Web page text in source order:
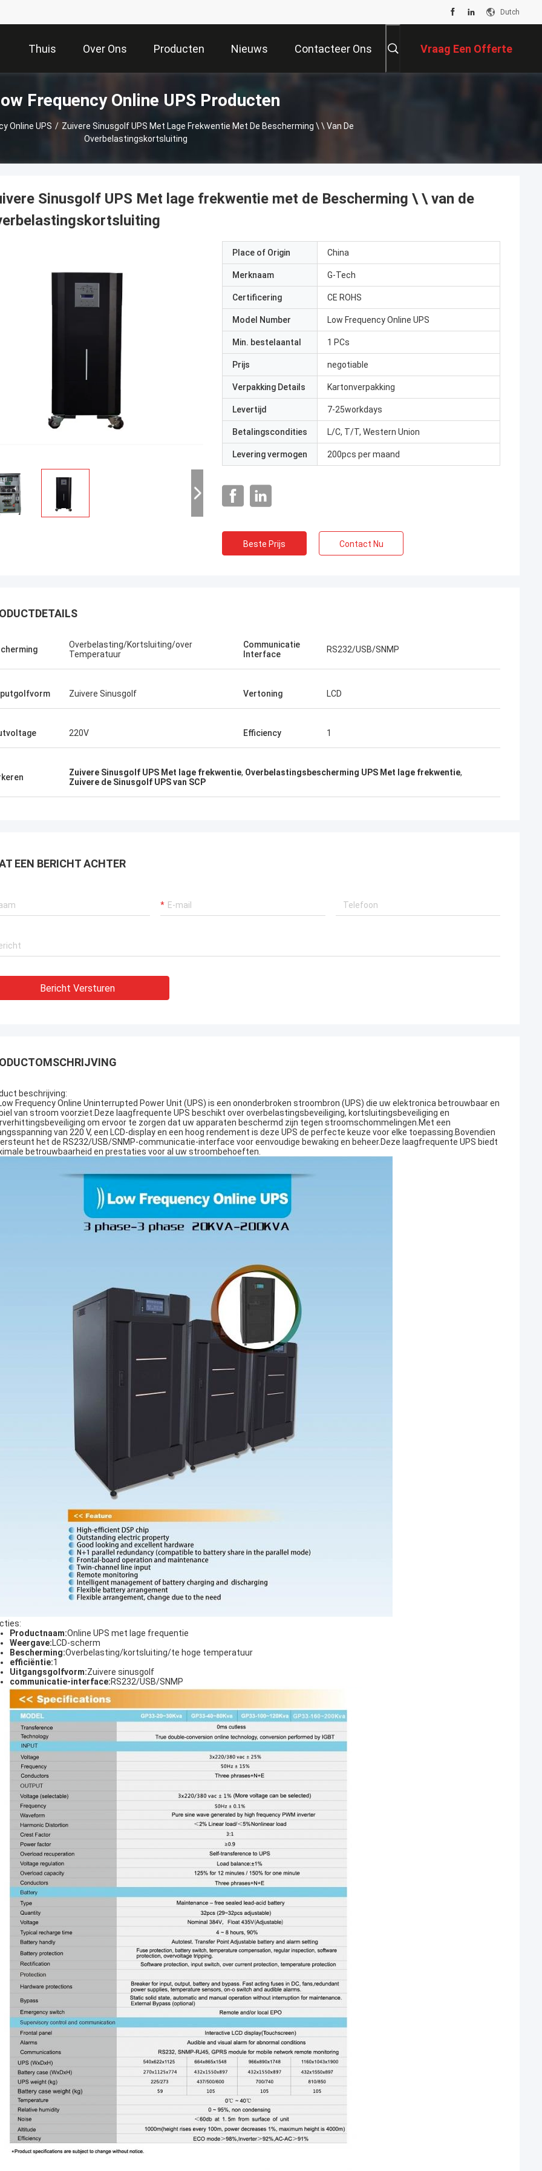
Dutch
Thuis Over Ons Producten Nieuws Contacteer Ons Vraag Een Offerte
Frequency Online UPS Producten
Online UPS / Zuivere Sinusgolf UPS Met Lage Frekwentie Met De Bescherming \ \ Van De
Overbelastingskortsluiting
Stamatis Greece
is de kwaliteit zeer goed en
en met de goede dienst, waardeer
Sinusgolf UPS Met lage frekwentie met de Bescherming \ \ van de
Place of Origin China
Merknaam G-Tech
Certificering CE ROHS
Model Number Low Frequency Online UPS
Min. bestelaantal 1 PCs
Prijs negotiable
Verpakking Details Kartonverpakking
Levertijd 7-25workdays
Betalingscondities L/C, T/T, Western Union
Levering vermogen 200pcs per maand
Beste Prijs Contact Nu
Overbelasting/Kortsluiting/over
Temperatuur
Communicatie
Interface
RS232/USB/SNMP
Zuivere Sinusgolf Vertoning LCD
220V Efficiency 1
Zuivere Sinusgolf UPS Met lage frekwentie, Overbelastingsbescherming UPS Met lage frekwentie,
Zuivere de Sinusgolf UPS van SCP
EEN BERICHT ACHTER
Bericht Versturen
beschrijving:
Frequency Online Uninterrupted Power Unit (UPS) is een ononderbroken stroombron (UPS) die uw elektronica betrouwbaar en
van stroom voorziet.Deze laagfrequente UPS beschikt over overbelastingsbeveiliging, kortsluitingsbeveiliging en
om ervoor te zorgen dat uw apparaten beschermd zijn tegen stroomschommelingen.Met een
van 220 V, een LCD-display en een hoog rendement is deze UPS de perfecte keuze voor elke toepassing.Bovendien
het de RS232/USB/SNMP-communicatie-interface voor eenvoudige bewaking en beheer.Deze laagfrequente UPS biedt
betrouwbaarheid en prestaties voor al uw stroombehoeften.
Productnaam:Online UPS met lage frequentie
Weergave:LCD-scherm
Bescherming:Overbelasting/kortsluiting/te hoge temperatuur
efficiëntie:1
Uitgangsgolfvorm:Zuivere sinusgolf
communicatie-interface:RS232/USB/SNMP